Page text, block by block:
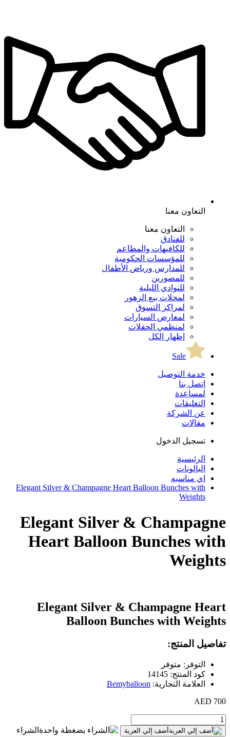
التعاون معنا
التعاون معنا
للفنادق
للكافيهات والمطاعم
للمؤسسات الحكومية
للمدارس ورياض الأطفال
للمصورين
للنوادي الليلية
لمحلات بيع الزهور
لمراكز التسوق
لمعارض السيارات
لمنظمي الحفلات
إظهار الكل
Sale
خدمة التوصيل
إتصل بنا
لمساعدة
التعليقات
عن الشركة
مقالات
تسجيل الدخول
الرئيسية
البالونات
اي مناسبه
Elegant Silver & Champagne Heart Balloon Bunches with
Weights
Elegant Silver & Champagne
Heart Balloon Bunches with
Weights
Elegant Silver & Champagne Heart
Balloon Bunches with Weights
تفاصيل المنتج:
التوفر: متوفر
كود المنتج: 14145
العلامة التجارية: Bemyballoon
700 AED
أضف إلي العربة
الشراء